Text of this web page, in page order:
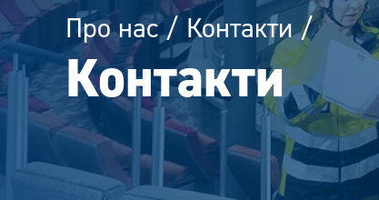
Про нас/ Контакти/
Контакти